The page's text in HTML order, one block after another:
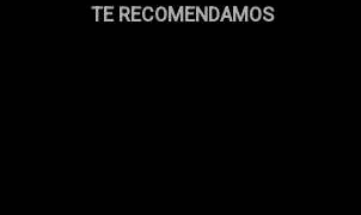
TE RECOMENDAMOS